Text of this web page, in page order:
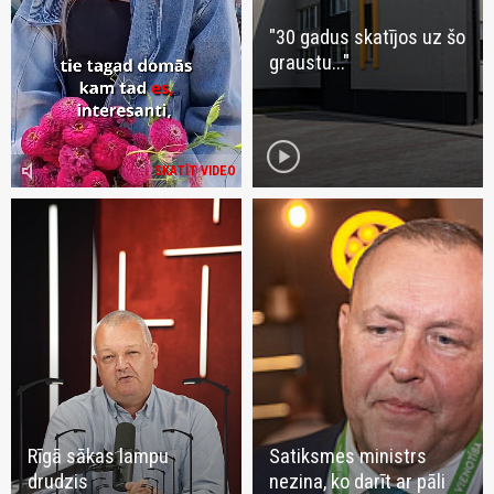
SKATĪT VIDEO
volume_mute
"30 gadus skatījos uz šo
graustu..."
play_circle
Rīgā sākas lampu
drudzis
Satiksmes ministrs
nezina, ko darīt ar pāli